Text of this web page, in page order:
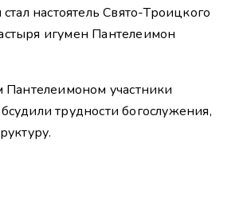
стал настоятель Свято-Троицкого
игумен Пантелеимон
Пантелеимоном участники
трудности богослужения,